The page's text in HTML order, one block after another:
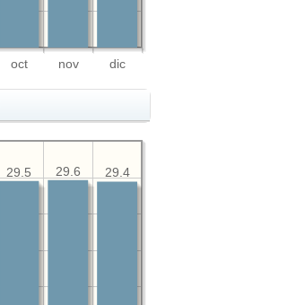
oct nov dic
29.4
29.6
29.5